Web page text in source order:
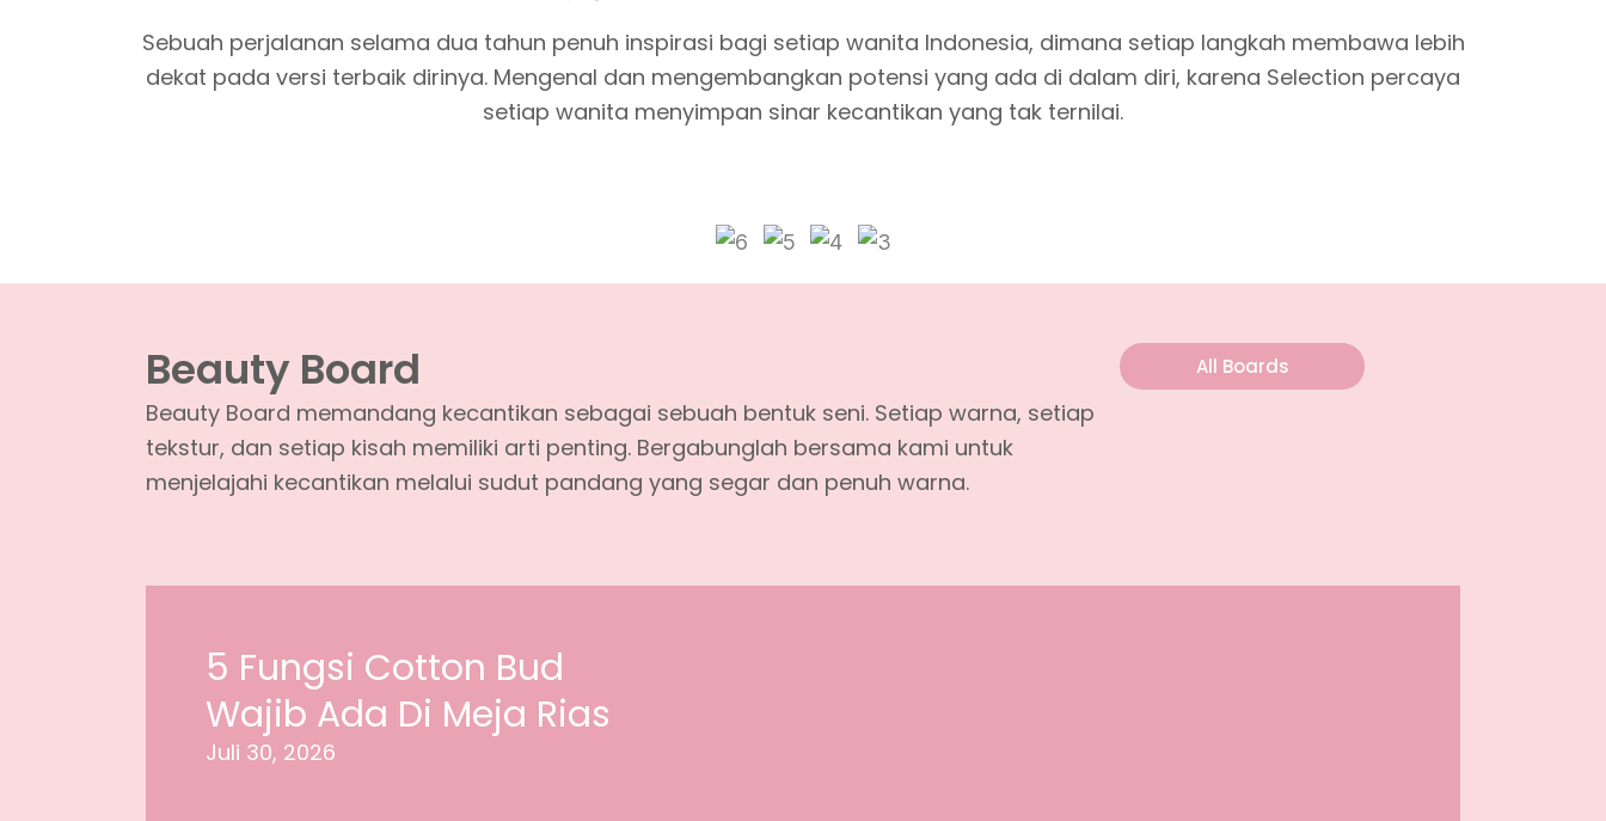
Sebuah perjalanan selama dua tahun penuh inspirasi bagi setiap wanita Indonesia, dimana setiap langkah membawa lebih
dekat pada versi terbaik dirinya. Mengenal dan mengembangkan potensi yang ada di dalam diri, karena Selection percaya
setiap wanita menyimpan sinar kecantikan yang tak ternilai.
Beauty Board
Beauty Board memandang kecantikan sebagai sebuah bentuk seni. Setiap warna, setiap
tekstur, dan setiap kisah memiliki arti penting. Bergabunglah bersama kami untuk
menjelajahi kecantikan melalui sudut pandang yang segar dan penuh warna.
All Boards
5 Fungsi Cotton Bud
Wajib Ada Di Meja Rias
Juli 30, 2026